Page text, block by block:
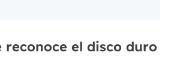
reconoce el disco duro